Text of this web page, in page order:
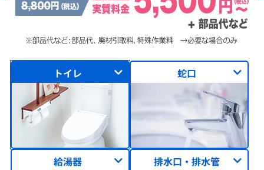
トイレ 蛇口
給湯器 排水口・排水管